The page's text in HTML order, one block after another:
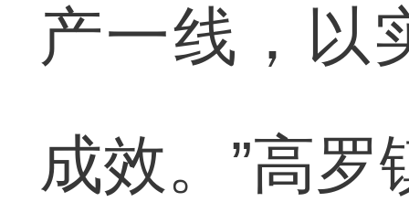
产一线，以
成效。”高